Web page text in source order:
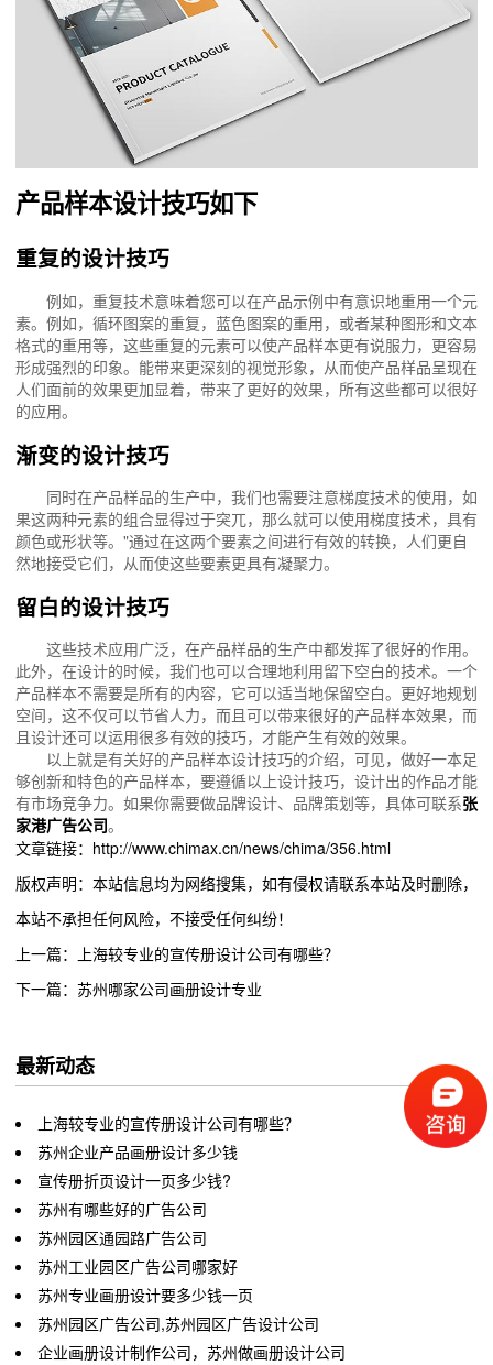
产品样本设计技巧如下
重复的设计技巧
例如，重复技术意味着您可以在产品示例中有意识地重用一个元
素。例如，循环图案的重复，蓝色图案的重用，或者某种图形和文本
格式的重用等，这些重复的元素可以使产品样本更有说服力，更容易
形成强烈的印象。能带来更深刻的视觉形象，从而使产品样品呈现在
人们面前的效果更加显着，带来了更好的效果，所有这些都可以很好
的应用。
渐变的设计技巧
同时在产品样品的生产中，我们也需要注意梯度技术的使用，如
果这两种元素的组合显得过于突兀，那么就可以使用梯度技术，具有
颜色或形状等。"通过在这两个要素之间进行有效的转换，人们更自
然地接受它们，从而使这些要素更具有凝聚力。
留白的设计技巧
这些技术应用广泛，在产品样品的生产中都发挥了很好的作用。
此外，在设计的时候，我们也可以合理地利用留下空白的技术。一个
产品样本不需要是所有的内容，它可以适当地保留空白。更好地规划
空间，这不仅可以节省人力，而且可以带来很好的产品样本效果，而
且设计还可以运用很多有效的技巧，才能产生有效的效果。
以上就是有关好的产品样本设计技巧的介绍，可见，做好一本足
够创新和特色的产品样本，要遵循以上设计技巧，设计出的作品才能
有市场竞争力。如果你需要做品牌设计、品牌策划等，具体可联系张
家港广告公司。
文章链接：http://www.chimax.cn/news/chima/356.html
版权声明：本站信息均为网络搜集，如有侵权请联系本站及时删除，
本站不承担任何风险，不接受任何纠纷！
上一篇：上海较专业的宣传册设计公司有哪些？
下一篇：苏州哪家公司画册设计专业
最新动态
上海较专业的宣传册设计公司有哪些？
苏州企业产品画册设计多少钱
宣传册折页设计一页多少钱?
苏州有哪些好的广告公司
苏州园区通园路广告公司
苏州工业园区广告公司哪家好
苏州专业画册设计要多少钱一页
苏州园区广告公司,苏州园区广告设计公司
企业画册设计制作公司，苏州做画册设计公司